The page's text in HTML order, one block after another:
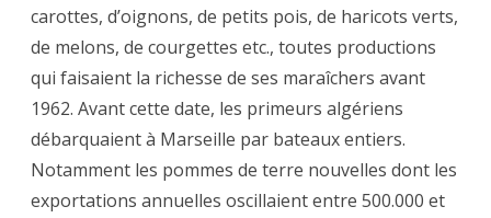
carottes, d’oignons, de petits pois, de haricots verts,
de melons, de courgettes etc., toutes productions
qui faisaient la richesse de ses maraîchers avant
1962. Avant cette date, les primeurs algériens
débarquaient à Marseille par bateaux entiers.
Notamment les pommes de terre nouvelles dont les
exportations annuelles oscillaient entre 500.000 et